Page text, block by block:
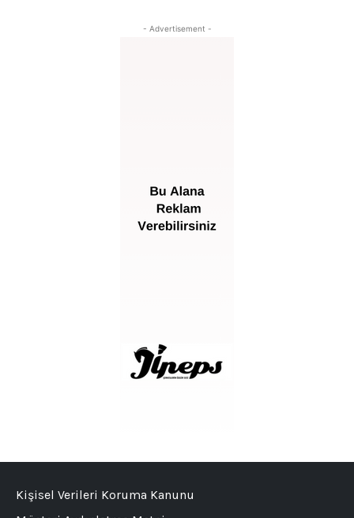
- Advertisement -
Kişisel Verileri Koruma Kanunu